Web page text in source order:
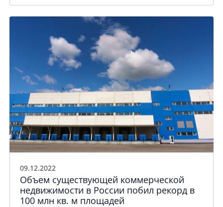
09.12.2022
Объем существующей коммерческой
недвижимости в России побил рекорд в
100 млн кв. м площадей